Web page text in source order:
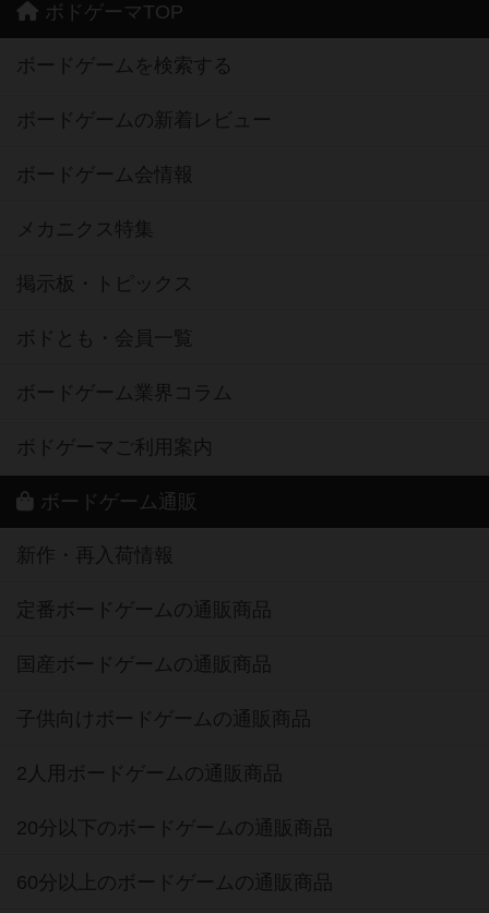
ボドゲーマTOP
ボードゲームを検索する
ボードゲームの新着レビュー
ボードゲーム会情報
メカニクス特集
掲示板・トピックス
ボドとも・会員一覧
ボードゲーム業界コラム
ボドゲーマご利用案内
ボードゲーム通販
新作・再入荷情報
定番ボードゲームの通販商品
国産ボードゲームの通販商品
子供向けボードゲームの通販商品
2人用ボードゲームの通販商品
20分以下のボードゲームの通販商品
60分以上のボードゲームの通販商品